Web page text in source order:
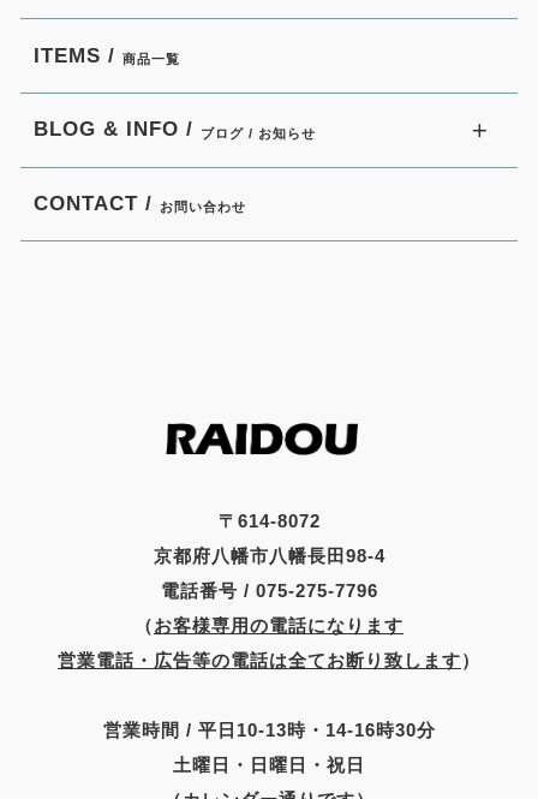
〒614-8072
京都府八幡市八幡長田98-4
電話番号 / 075-275-7796
（お客様専用の電話になります
営業電話・広告等の電話は全てお断り致します）
営業時間 / 平日10-13時・14-16時30分
土曜日・日曜日・祝日
ITEMS / 商品一覧
BLOG & INFO / ブログ / お知らせ
CONTACT / お問い合わせ